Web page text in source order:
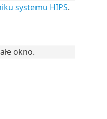
systemu HIPS.
okno.